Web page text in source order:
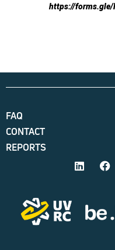
https://forms.gle/
FAQ
CONTACT
REPORTS